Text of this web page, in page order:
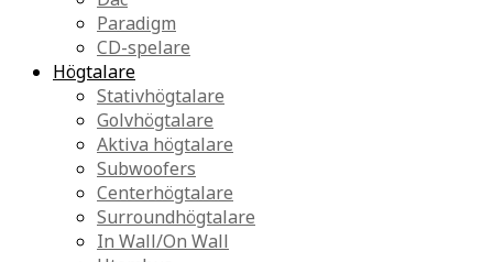
Paradigm
CD-spelare
Högtalare
Stativhögtalare
Golvhögtalare
Aktiva högtalare
Subwoofers
Centerhögtalare
Surroundhögtalare
In Wall/On Wall